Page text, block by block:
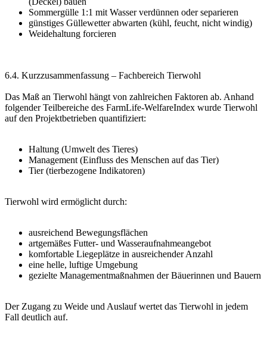
Sommergülle 1:1 mit Wasser verdünnen oder separieren
günstiges Güllewetter abwarten (kühl, feucht, nicht windig)
Weidehaltung forcieren
6.4. Kurzzusammenfassung – Fachbereich Tierwohl
Das Maß an Tierwohl hängt von zahlreichen Faktoren ab. Anhand
folgender Teilbereiche des FarmLife-WelfareIndex wurde Tierwohl
auf den Projektbetrieben quantifiziert:
Haltung (Umwelt des Tieres)
Management (Einfluss des Menschen auf das Tier)
Tier (tierbezogene Indikatoren)
Tierwohl wird ermöglicht durch:
ausreichend Bewegungsflächen
artgemäßes Futter- und Wasseraufnahmeangebot
komfortable Liegeplätze in ausreichender Anzahl
eine helle, luftige Umgebung
gezielte Managementmaßnahmen der Bäuerinnen und Bauern
Der Zugang zu Weide und Auslauf wertet das Tierwohl in jedem
Fall deutlich auf.